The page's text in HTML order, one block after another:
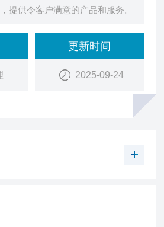
提供令客户满意的产品和服务。
更新时间
2025-09-24